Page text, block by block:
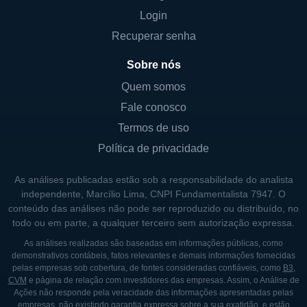
científicas e obter a aprovação regulatória
necessária. Seu foco em terapias baseadas
vezes não têm opções de tratamento
incluem terapias para tratamento de doenças
como a síndrome do coronavírus (COVID-
19) e outras condições que afetam a saúde
respiratória e cardiovascular. Além disso, a
Pluristem investe na pesquisa de usos de
suas células-tronco em condições
autoimunes e lesões crônicas, ampliando
continuamente suas oportunidades de
Login
Recuperar senha
Sobre nós
Quem somos
Fale conosco
Termos de uso
Política de privacidade
As análises publicadas estão sob a responsabilidade do analista
independente, Marcílio Lima, CNPI Fundamentalista 7947. O
conteúdo das análises não pode ser reproduzido ou distribuído, no
todo ou em parte, a qualquer terceiro sem autorização expressa.
As análises realizadas são baseadas em informações públicas, como
demonstrativos contábeis, fatos relevantes e demais informações fornecidas
pelas empresas sob cobertura, de fontes consideradas confiáveis, como B3,
CVM e página de relação com investidores das empresas. Assim, o Análise de
Ações não responde pela veracidade das informações apresentadas pelas
empresas, não existindo garantia expressa sobre a sua exatidão, e estão